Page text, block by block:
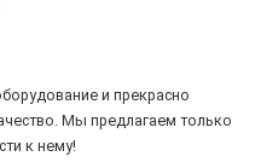
и прекрасно
Мы предлагаем только
к нему!